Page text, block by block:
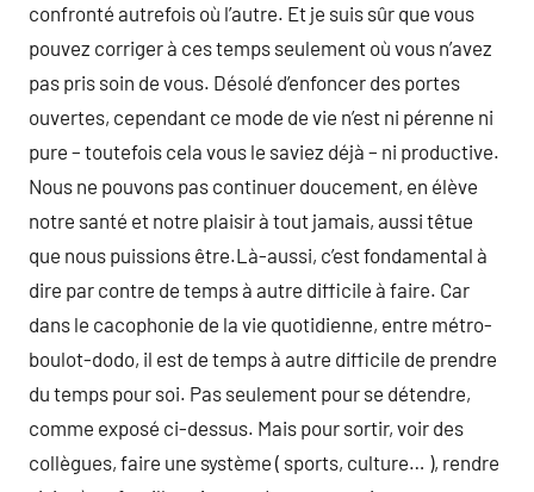
confronté autrefois où l’autre. Et je suis sûr que vous
pouvez corriger à ces temps seulement où vous n’avez
pas pris soin de vous. Désolé d’enfoncer des portes
ouvertes, cependant ce mode de vie n’est ni pérenne ni
pure – toutefois cela vous le saviez déjà – ni productive.
Nous ne pouvons pas continuer doucement, en élève
notre santé et notre plaisir à tout jamais, aussi têtue
que nous puissions être.Là-aussi, c’est fondamental à
dire par contre de temps à autre difficile à faire. Car
dans le cacophonie de la vie quotidienne, entre métro-
boulot-dodo, il est de temps à autre difficile de prendre
du temps pour soi. Pas seulement pour se détendre,
comme exposé ci-dessus. Mais pour sortir, voir des
collègues, faire une système ( sports, culture… ), rendre